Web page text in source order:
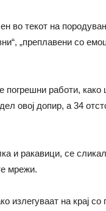
во текот на
„преплавени со
погрешни работи,
овој допир, а 34
и ракавици, се
мрежи.
излегуваат на крај